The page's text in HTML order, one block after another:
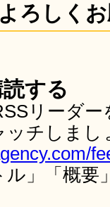
ろしく
する
リーダ
ッチしま
」「概要